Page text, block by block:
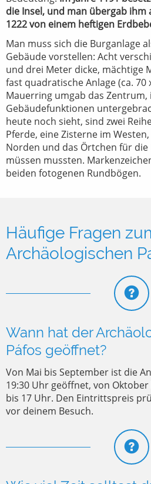
die Insel, und man übergab ihm
1222 von einem heftigen
Man muss sich die Burganlage
Gebäude vorstellen: Acht
und drei Meter dicke, mächtige
fast quadratische Anlage (ca. 70
Mauerring umgab das
Gebäudefunktionen
heute noch sieht, sind zwei
Pferde, eine Zisterne im
Norden und das Örtchen für die
müssen mussten.
beiden fotogenen Rundbögen.
Häufige Fragen
Archäologischen
Wann hat der
Páfos geöffnet?
Von Mai bis September ist die
19:30 Uhr geöffnet, von
bis 17 Uhr. Den Eintrittspreis
vor deinem Besuch.